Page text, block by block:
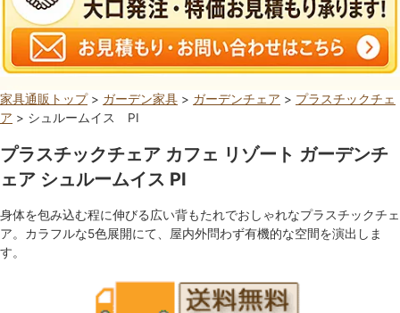
家具通販トップ> ガーデン家具 > ガーデンチェア > プラスチックチェ
ア > シュルームイス PI
プラスチックチェア カフェ リゾート ガーデンチ
ェア シュルームイス PI
身体を包み込む程に伸びる広い背もたれでおしゃれなプラスチックチェ
ア。カラフルな5色展開にて、屋内外問わず有機的な空間を演出しま
す。